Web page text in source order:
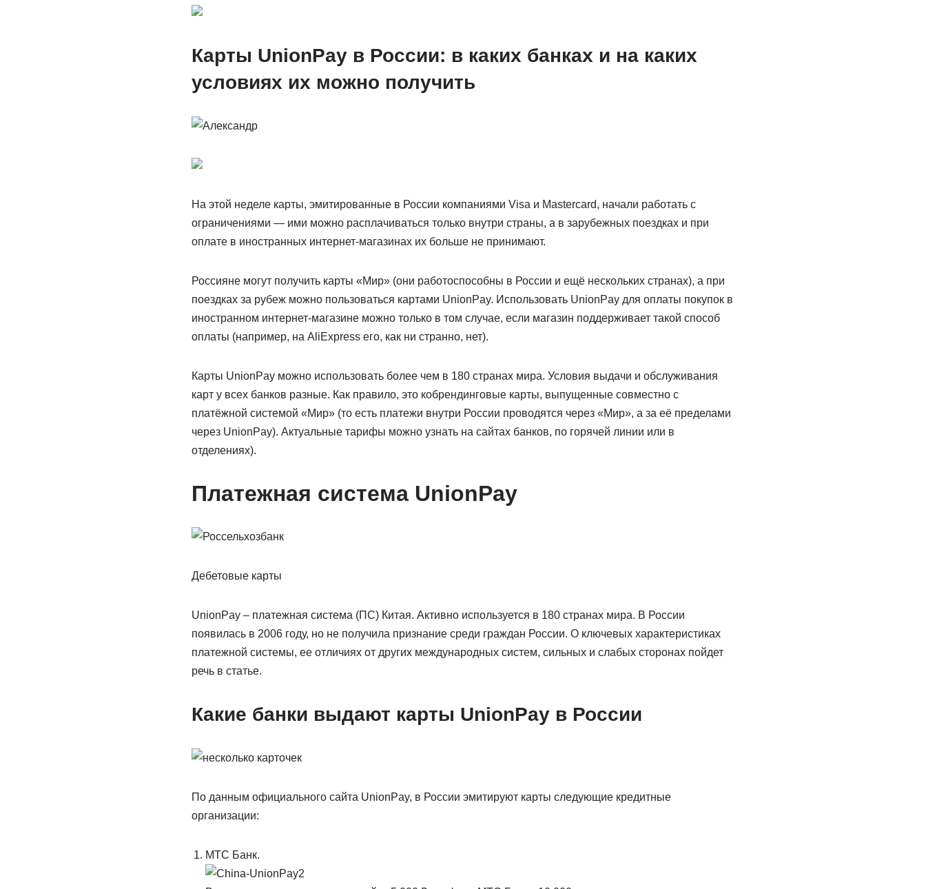
Карты UnionPay в России: в каких банках и на каких
условиях их можно получить
На этой неделе карты, эмитированные в России компаниями Visa и Mastercard, начали работать с
ограничениями — ими можно расплачиваться только внутри страны, а в зарубежных поездках и при
оплате в иностранных интернет-магазинах их больше не принимают.
Россияне могут получить карты «Мир» (они работоспособны в России и ещё нескольких странах), а при
поездках за рубеж можно пользоваться картами UnionPay. Использовать UnionPay для оплаты покупок в
иностранном интернет-магазине можно только в том случае, если магазин поддерживает такой способ
оплаты (например, на AliExpress его, как ни странно, нет).
Карты UnionPay можно использовать более чем в 180 странах мира. Условия выдачи и обслуживания
карт у всех банков разные. Как правило, это кобрендинговые карты, выпущенные совместно с
платёжной системой «Мир» (то есть платежи внутри России проводятся через «Мир», а за её пределами
через UnionPay). Актуальные тарифы можно узнать на сайтах банков, по горячей линии или в
отделениях).
Платежная система UnionPay
Дебетовые карты
UnionPay – платежная система (ПС) Китая. Активно используется в 180 странах мира. В России
появилась в 2006 году, но не получила признание среди граждан России. О ключевых характеристиках
платежной системы, ее отличиях от других международных систем, сильных и слабых сторонах пойдет
речь в статье.
Какие банки выдают карты UnionPay в России
По данным официального сайта UnionPay, в России эмитируют карты следующие кредитные
организации:
МТС Банк.